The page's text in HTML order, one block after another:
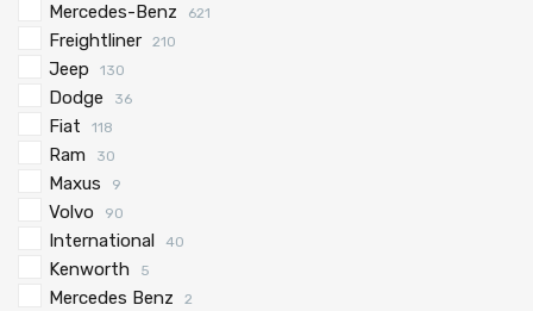
Mercedes-Benz 621
Freightliner 210
Jeep 130
Dodge 36
Fiat 118
Ram 30
Maxus 9
Volvo 90
International 40
Kenworth 5
Mercedes Benz 2